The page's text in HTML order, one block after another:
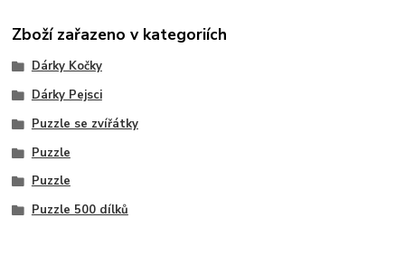
Zboží zařazeno v kategoriích
Dárky Kočky
Dárky Pejsci
Puzzle se zvířátky
Puzzle
Puzzle
Puzzle 500 dílků